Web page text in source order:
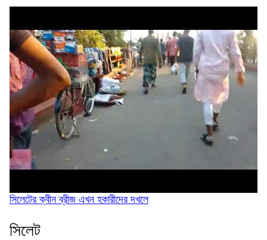
মনু সেচ প্রকল্পের জলাবদ্ধতা নিরসনের দাবিতে...
সিলেটের ক্বীন ব্রীজ এখন হকারীদের দখলে
সিলেট